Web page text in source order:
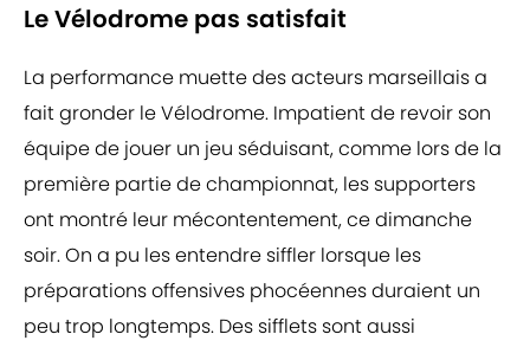
Le Vélodrome pas satisfait
La performance muette des acteurs marseillais a
fait gronder le Vélodrome. Impatient de revoir son
équipe de jouer un jeu séduisant, comme lors de la
première partie de championnat, les supporters
ont montré leur mécontentement, ce dimanche
soir. On a pu les entendre siffler lorsque les
préparations offensives phocéennes duraient un
peu trop longtemps. Des sifflets sont aussi